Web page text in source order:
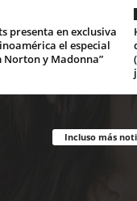
presenta en exclusiva
el especial
Norton y Madonna”
Incluso más